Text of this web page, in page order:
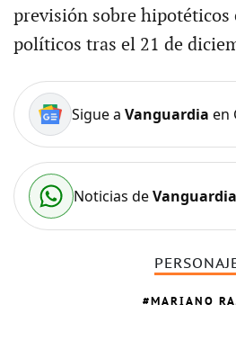
previsión sobre hipotéticos
políticos tras el 21 de
Sigue a Vanguardia en
Noticias deVanguardia
MARIANO